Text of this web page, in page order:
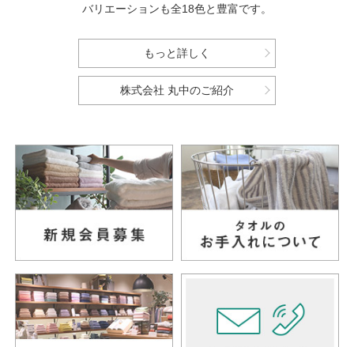
バリエーションも全18色と豊富です。
もっと詳しく
株式会社 丸中のご紹介